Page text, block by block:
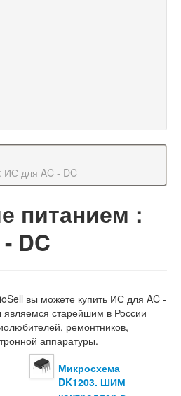
ИС для AC - DC
питанием :
DC
вы можете купить ИС для AC -
старейшим в России
ремонтников,
аппаратуры.
Микросхема
DK1203. ШИМ